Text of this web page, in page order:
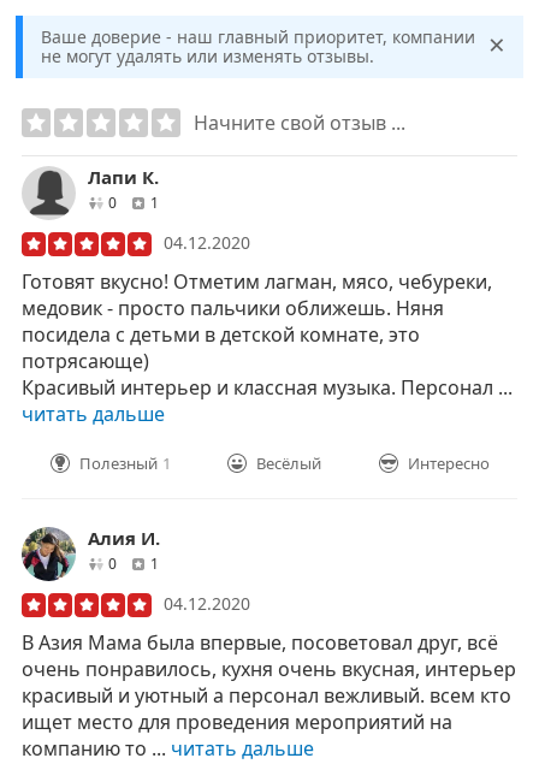
Ваше доверие - наш главный приоритет, компании
не могут удалять или изменять отзывы.
×
Начните свой отзыв ...
Лапи К.
0друзей1
04.12.2020
Готовят вкусно! Отметим лагман, мясо, чебуреки,
медовик - просто пальчики оближешь. Няня
посидела с детьми в детской комнате, это
потрясающе)
Красивый интерьер и классная музыка. Персонал ...
читать дальше
Полезный 1 Весёлый Интересно
Алия И.
0друзей1
04.12.2020
В Азия Мама была впервые, посоветовал друг, всё
очень понравилось, кухня очень вкусная, интерьер
красивый и уютный а персонал вежливый. всем кто
ищет место для проведения мероприятий на
компанию то ... читать дальше